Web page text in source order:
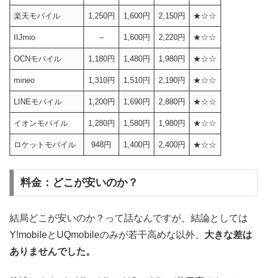
楽天モバイル 1,250円 1,600円 2,150円 ★☆☆
IIJmio – 1,600円 2,220円 ★☆☆
OCNモバイル 1,180円 1,480円 1,980円 ★☆☆
mineo 1,310円 1,510円 2,190円 ★☆☆
LINEモバイル 1,200円 1,690円 2,880円 ★☆☆
イオンモバイル 1,280円 1,580円 1,980円 ★☆☆
ロケットモバイル 948円 1,400円 2,400円 ★☆☆
料金：どこが安いのか？
結局どこが安いのか？って話なんですが、結論としては
Y!mobileとUQmobileのみが若干高めな以外、 大きな差は
ありませんでした。